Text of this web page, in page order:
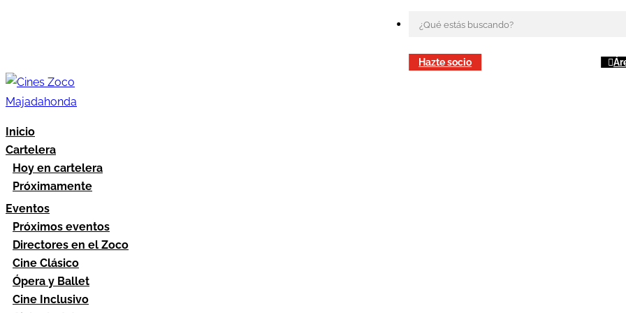
Hazte socio
Inicio
Cartelera
Hoy en cartelera
Próximamente
Eventos
Próximos eventos
Directores en el Zoco
Cine Clásico
Ópera y Ballet
Cine Inclusivo